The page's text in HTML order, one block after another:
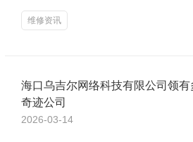
维修资讯
海口乌吉尔网络科技有限公司领
奇迹公司
2026-03-14